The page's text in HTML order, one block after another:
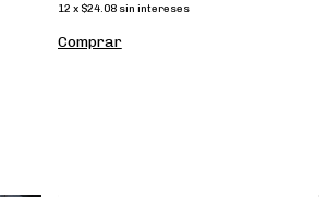
12 x $24.08 sin intereses
Comprar